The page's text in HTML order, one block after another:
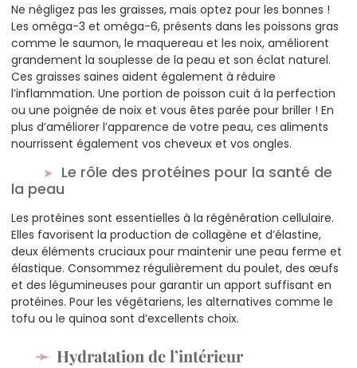
Ne négligez pas les graisses, mais optez pour les bonnes !
Les oméga-3 et oméga-6, présents dans les poissons gras
comme le saumon, le maquereau et les noix, améliorent
grandement la souplesse de la peau et son éclat naturel.
Ces graisses saines aident également à réduire
l’inflammation. Une portion de poisson cuit à la perfection
ou une poignée de noix et vous êtes parée pour briller ! En
plus d’améliorer l’apparence de votre peau, ces aliments
nourrissent également vos cheveux et vos ongles.
Le rôle des protéines pour la santé de
la peau
Les protéines sont essentielles à la régénération cellulaire.
Elles favorisent la production de collagène et d’élastine,
deux éléments cruciaux pour maintenir une peau ferme et
élastique. Consommez régulièrement du poulet, des œufs
et des légumineuses pour garantir un apport suffisant en
protéines. Pour les végétariens, les alternatives comme le
tofu ou le quinoa sont d’excellents choix.
Hydratation de l’intérieur